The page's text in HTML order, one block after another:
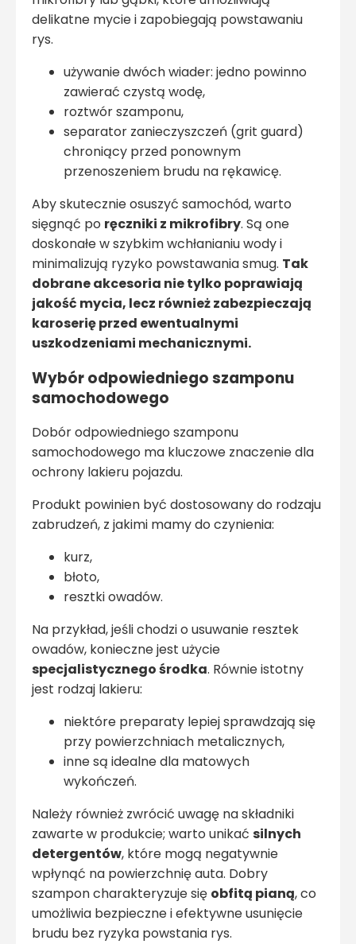
delikatne mycie i zapobiegają powstawaniu
rys.
używanie dwóch wiader: jedno powinno
zawierać czystą wodę,
roztwór szamponu,
separator zanieczyszczeń (grit guard)
chroniący przed ponownym
przenoszeniem brudu na rękawicę.
Aby skutecznie osuszyć samochód, warto
sięgnąć po ręczniki z mikrofibry. Są one
doskonałe w szybkim wchłanianiu wody i
minimalizują ryzyko powstawania smug. Tak
dobrane akcesoria nie tylko poprawiają
jakość mycia, lecz również zabezpieczają
karoserię przed ewentualnymi
uszkodzeniami mechanicznymi.
Wybór odpowiedniego szamponu
samochodowego
Dobór odpowiedniego szamponu
samochodowego ma kluczowe znaczenie dla
ochrony lakieru pojazdu.
Produkt powinien być dostosowany do rodzaju
zabrudzeń, z jakimi mamy do czynienia:
kurz,
błoto,
resztki owadów.
Na przykład, jeśli chodzi o usuwanie resztek
owadów, konieczne jest użycie
specjalistycznego środka. Równie istotny
jest rodzaj lakieru:
niektóre preparaty lepiej sprawdzają się
przy powierzchniach metalicznych,
inne są idealne dla matowych
wykończeń.
Należy również zwrócić uwagę na składniki
zawarte w produkcie; warto unikać silnych
detergentów, które mogą negatywnie
wpłynąć na powierzchnię auta. Dobry
szampon charakteryzuje się obfitą pianą, co
umożliwia bezpieczne i efektywne usunięcie
brudu bez ryzyka powstania rys.